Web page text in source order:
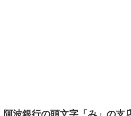
阿波銀行の頭文字「み」の支